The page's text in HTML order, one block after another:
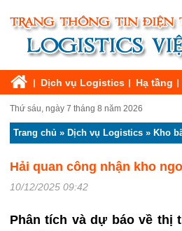
Dịch vụ Logistics Hạ tầng
Thứ sáu, ngày 7 tháng 8 năm 2026
Trang chủ » Dịch vụ Logistics » Kho
Hải quan công nhận kho
10/12/2025 09:42
Phân tích và dự báo về